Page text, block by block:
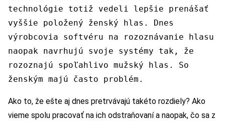
technológie totiž vedeli lepšie prenášať
vyššie položený ženský hlas. Dnes
výrobcovia softvéru na rozoznávanie hlasu
naopak navrhujú svoje systémy tak, že
rozoznajú spoľahlivo mužský hlas. So
ženským majú často problém.
Ako to, že ešte aj dnes pretrvávajú takéto rozdiely? Ako
vieme spolu pracovať na ich odstraňovaní a naopak, čo sa z